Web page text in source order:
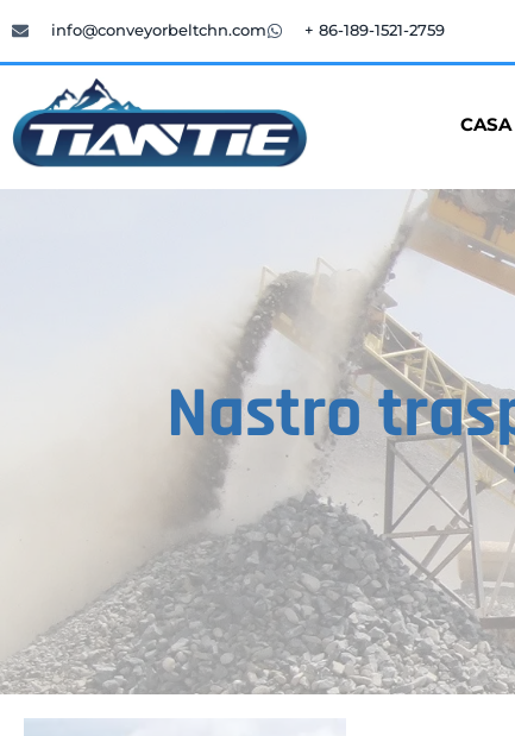
info@conveyorbeltchn.com + 86-189-1521-2759
CASA
Nastro